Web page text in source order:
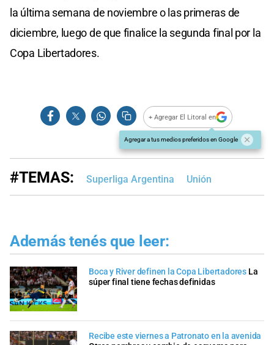
la última semana de noviembre o las primeras de
diciembre, luego de que finalice la segunda final por la
Copa Libertadores.
+ Agregar El Litoral en
Agregar a tus medios preferidos en Google
#TEMAS: Superliga Argentina Unión
Además tenés que leer:
Boca y River definen la Copa Libertadores La
súper final tiene fechas definidas
Recibe este viernes a Patronato en la avenida